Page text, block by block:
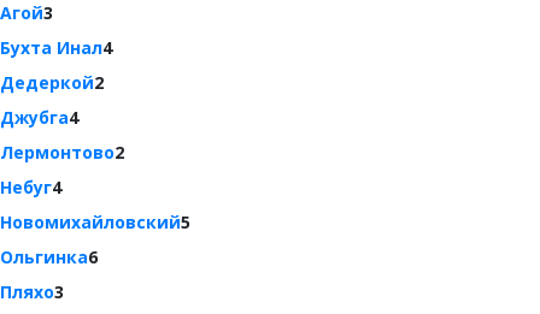
Агой3
Бухта Инал4
Дедеркой2
Джубга4
Лермонтово2
Небуг4
Новомихайловский5
Ольгинка6
Пляхо3